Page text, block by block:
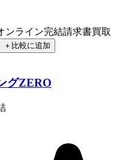
ンライン完結請求書買取
＋ 比較に追加
グZERO